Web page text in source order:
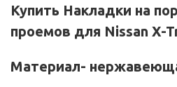
Купить Накладки на
проемов для Nissan X-
Материал-